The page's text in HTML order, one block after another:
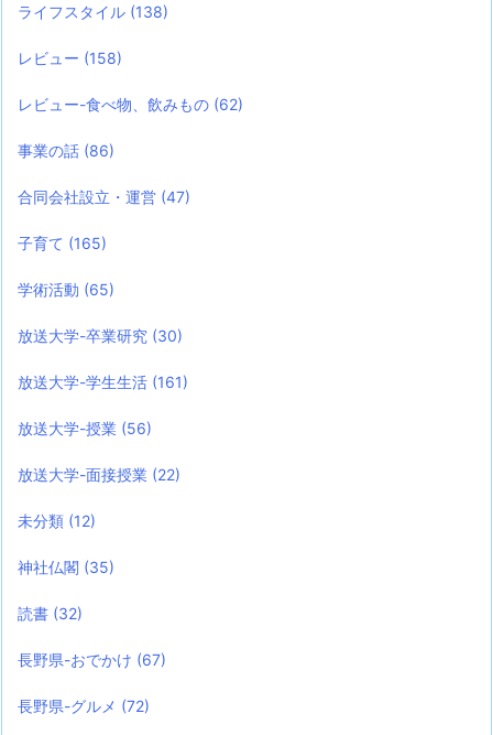
ライフスタイル (138)
レビュー (158)
レビュー-食べ物、飲みもの (62)
事業の話 (86)
合同会社設立・運営 (47)
子育て (165)
学術活動 (65)
放送大学-卒業研究 (30)
放送大学-学生生活 (161)
放送大学-授業 (56)
放送大学-面接授業 (22)
未分類 (12)
神社仏閣 (35)
読書 (32)
長野県-おでかけ (67)
長野県-グルメ (72)